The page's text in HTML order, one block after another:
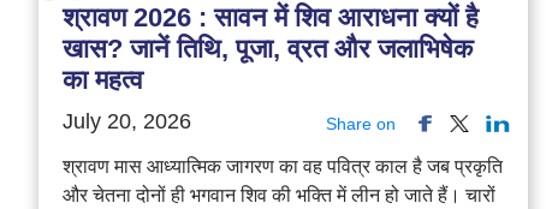
श्रावण 2026 : सावन में शिव आराधना क्यों है
खास? जानें तिथि, पूजा, व्रत और जलाभिषेक
का महत्व
July 20, 2026 Share on
श्रावण मास आध्यात्मिक जागरण का वह पवित्र काल है जब प्रकृति
और चेतना दोनों ही भगवान शिव की भक्ति में लीन हो जाते हैं। चारों